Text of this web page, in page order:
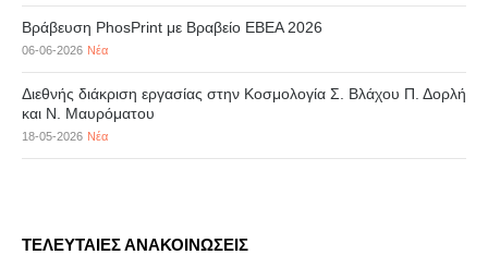
Βράβευση PhosPrint με Βραβείο ΕΒΕΑ 2026
06-06-2026 Νέα
Διεθνής διάκριση εργασίας στην Κοσμολογία Σ. Βλάχου Π. Δορλή
και Ν. Μαυρόματου
18-05-2026 Νέα
ΤΕΛΕΥΤΑΙΕΣ ΑΝΑΚΟΙΝΩΣΕΙΣ